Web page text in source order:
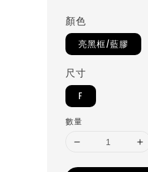
顏色
亮黑框/藍膠
尺寸
F
數量